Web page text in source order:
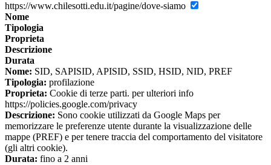
https://www.chilesotti.edu.it/pagine/dove-siamo
Nome
Tipologia
Proprieta
Descrizione
Durata
Nome: SID, SAPISID, APISID, SSID, HSID, NID, PREF
Tipologia: profilazione
Proprieta: Cookie di terze parti. per ulteriori info
https://policies.google.com/privacy
Descrizione: Sono cookie utilizzati da Google Maps per
memorizzare le preferenze utente durante la visualizzazione delle
mappe (PREF) e per tenere traccia del comportamento del visitatore
(gli altri cookie).
Durata: fino a 2 anni